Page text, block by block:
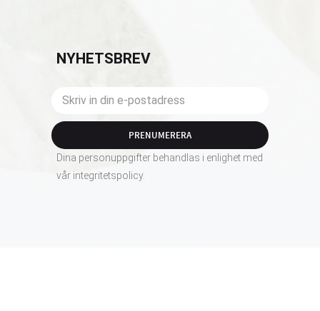
NYHETSBREV
PRENUMERERA
Dina personuppgifter behandlas i enlighet med
vår integritetspolicy.